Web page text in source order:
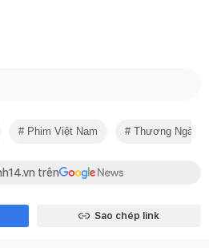
Phim Việt Nam Thương Ngày
trên
Sao chép link